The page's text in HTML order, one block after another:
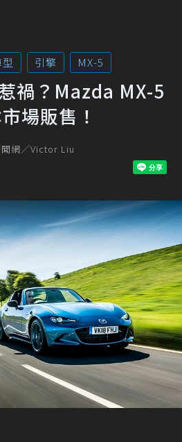
引擎 MX-5
禍？Mazda MX-5
場販售！
網／Victor Liu